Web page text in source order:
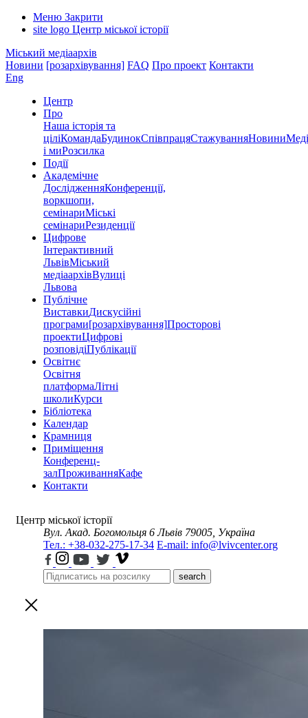
Меню Закрити
site logo Центр міської історії
Міський медіаархів
Новини [розархівування] FAQ Про проект Контакти
Eng
Центр
Про
Наша історія та
ціліКомандаБудинокСпівпрацяСтажуванняНовини
і миРозсилка
Події
Академічне
ДослідженняКонференції,
воркшопи,
семінариМіські
семінариРезиденції
Цифрове
Інтерактивний
ЛьвівМіський
медіаархівВулиці
Львова
Публічне
ВиставкиДискусійні
програми[розархівування]Просторові
проектиЦифрові
розповідіПублікації
Освітнє
Освітня
платформаЛітні
школиКурси
Бібліотека
Календар
Крамниця
Приміщення
Конференц-
залПроживанняКафе
Контакти
Центр міської історії
Вул. Акад. Богомольця 6 Львів 79005, Україна
Тел.: +38-032-275-17-34 E-mail: info@lvivcenter.org
search